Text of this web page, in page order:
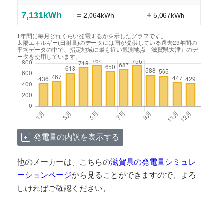
7,131kWh =2,064kWh +5,067kWh
1年間に毎月どれくらい発電するかを示したグラフです。
太陽エネルギー(日射量)のデータには国が提供している過去29年間の
平均データの中で、指定地域に最も近い観測地点「滋賀県大津」のデ
ータを使用しています。
発電量の内訳を表示する
他のメーカーは、こちらの滋賀県の発電量シミュレ
ーションページから見ることができますので、よろ
しければご確認ください。